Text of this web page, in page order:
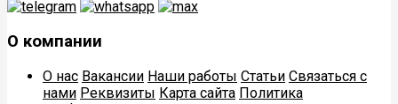
О компании
О нас Вакансии Наши работы Статьи Связаться с
нами Реквизиты Карта сайта Политика